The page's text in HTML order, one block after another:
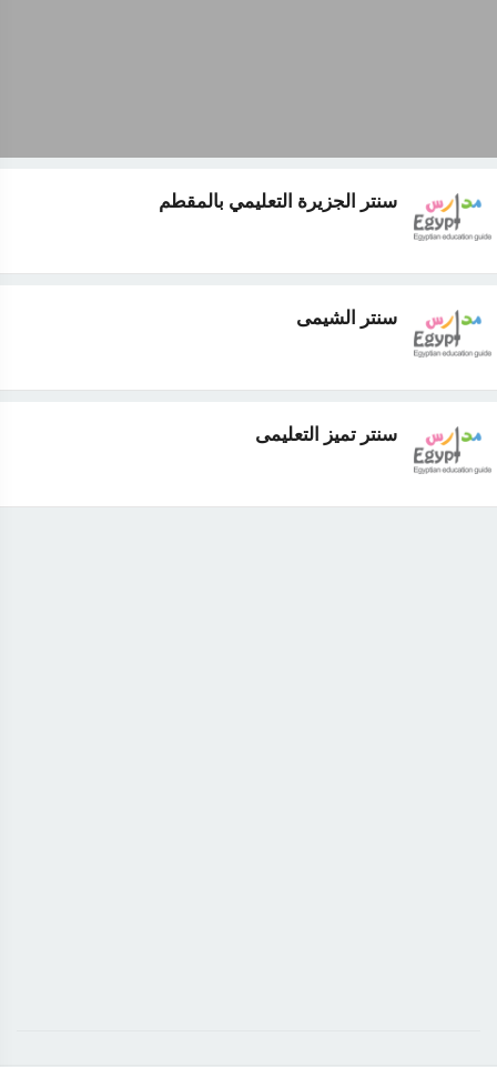
سنتر الجزيرة التعليمي بالمقطم
سنتر الشيمى
سنتر تميز التعليمى